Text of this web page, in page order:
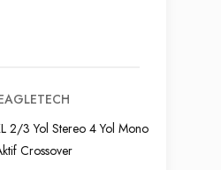
2/3 Yol Stereo 4 Yol Mono
Crossover